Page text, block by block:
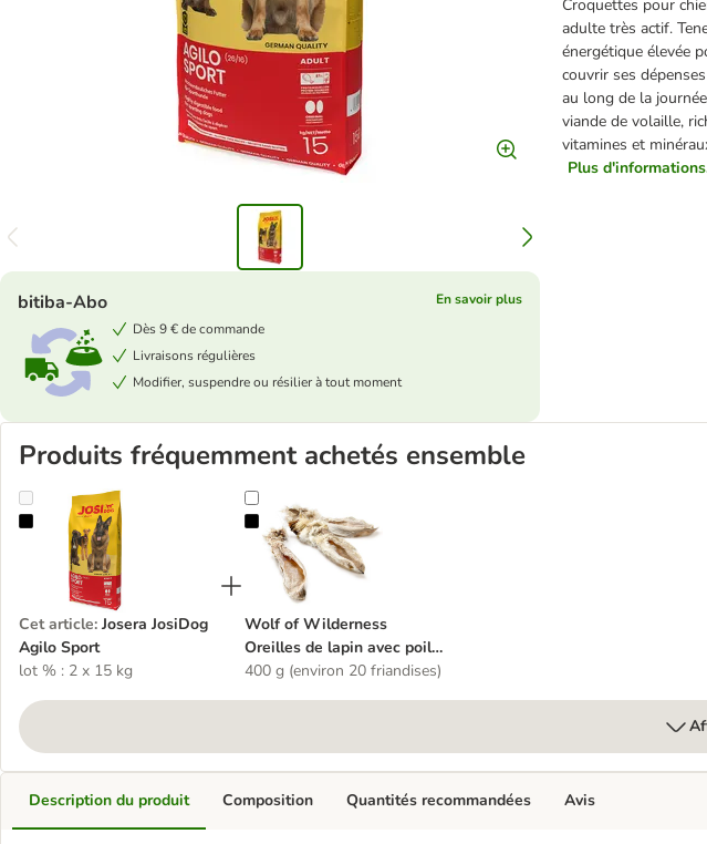
Croquettes pour
adulte très actif.
énergétique élevée
couvrir ses
au long de la
viande de volaille,
vitamines et
Plus
bitiba-Abo
En savoir plus
Dès 9 € de commande
Livraisons régulières
Modifier, suspendre ou résilier à tout moment
Produits fréquemment achetés ensemble
Josera JosiDog Agilo Sport
Cet article: Josera JosiDog
Agilo Sport
lot % : 2 x 15 kg
Wolf of Wilderness Oreilles de lapin avec poils pour chien
Wolf of Wilderness
Oreilles de lapin avec poils
pour chien
400 g (environ 20 friandises)
Description du produit Composition Quantités recommandées Avis